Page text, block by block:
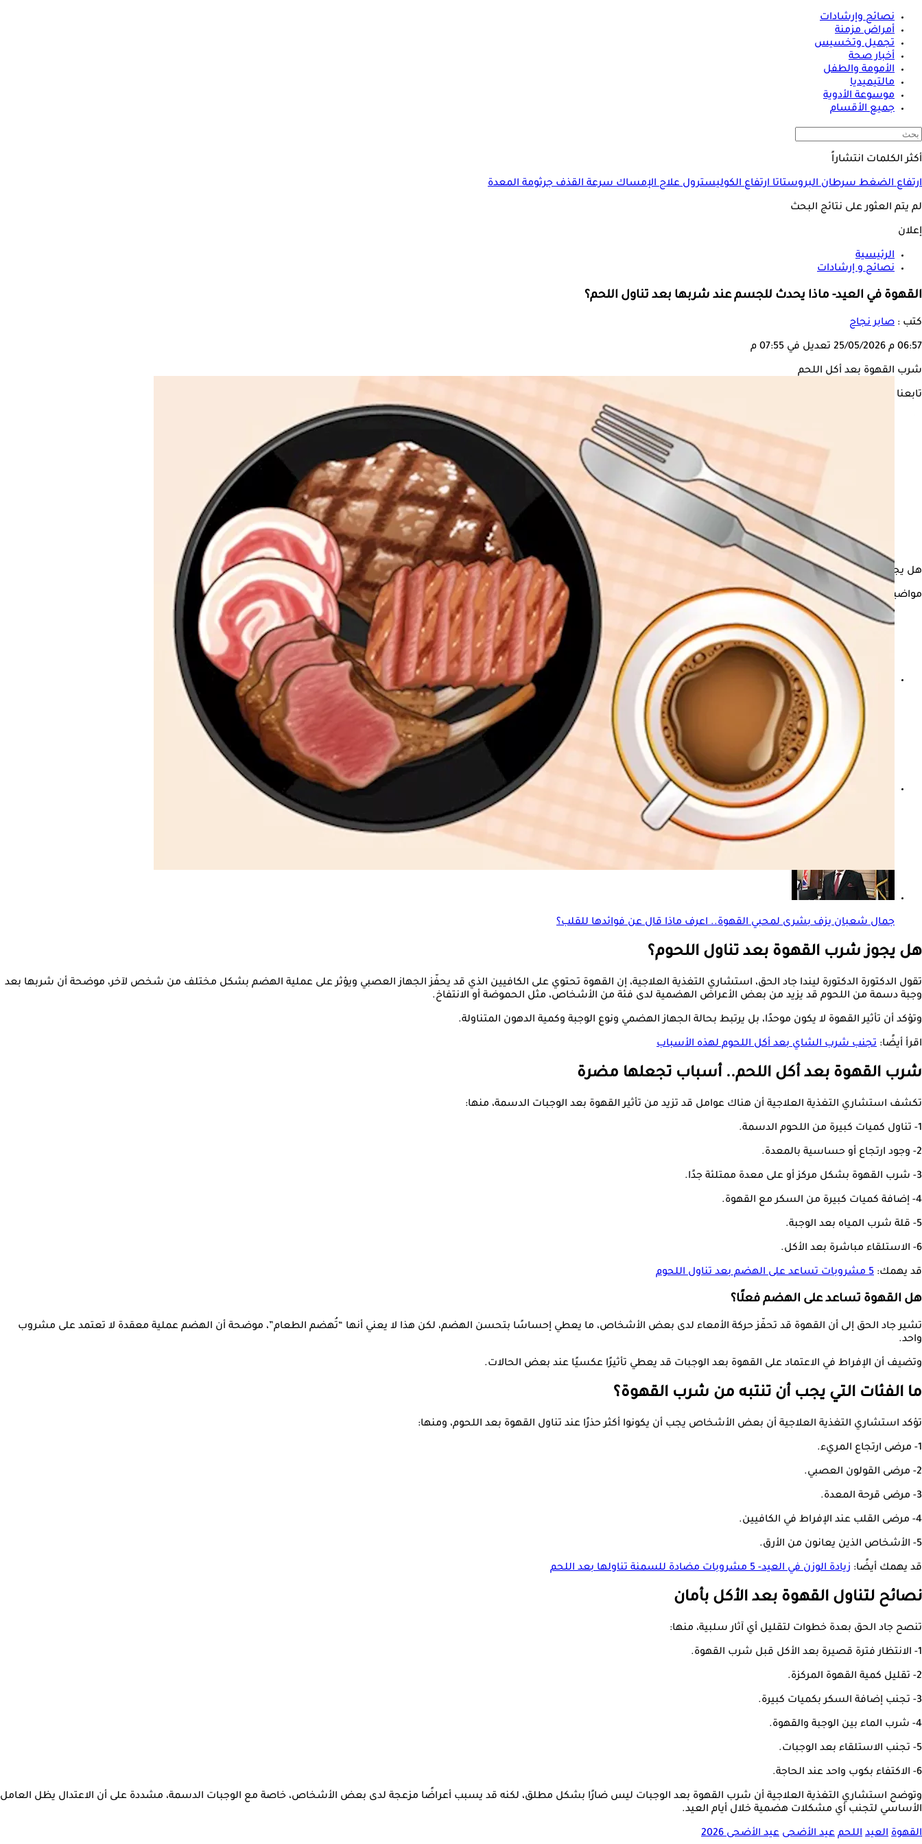
نصائح وإرشادات
أمراض مزمنة
تجميل وتخسيس
أخبار صحة
الأمومة والطفل
مالتيميديا
موسوعة الأدوية
جميع الأقسام
أكثر الكلمات انتشاراً
ارتفاع الضغطسرطان البروستاتاارتفاع الكوليسترولعلاج الإمساكسرعة القذفجرثومة المعدة
لم يتم العثور على نتائج البحث
إعلان
الرئيسية
نصائح و إرشادات
القهوة في العيد- ماذا يحدث للجسم عند شربها بعد تناول اللحم؟
كتب : صابر نجاح
06:57 م 25/05/2026 تعديل في 07:55 م
شرب القهوة بعد أكل اللحم
تابعنا على
هل يجوز شرب القهوةبعد تناول اللحوم؟ يطرح الكثير من الأشخاص هذا السؤال على محرك بحث جوجل، رغبة في معرفة تأثير تناولها فيالعيد بعد أكل اللحم.
مواضيع ذات صلة
هل يؤثر مشروبك الصباحي على صحة الخصوبة لدى الرجال؟ دراسة تكشف مفاجأة
شرب القهوة بعد حبوب الكالسيوم- هل تبطل مفعولها؟
جمال شعبان يزف بشرى لمحبي القهوة.. اعرف ماذا قال عن فوائدها للقلب؟
هل يجوز شرب القهوة بعد تناول اللحوم؟
تقول الدكتورة الدكتورة ليندا جاد الحق، استشاري التغذية العلاجية، إن القهوة تحتوي على الكافيين الذي قد يحفّز الجهاز العصبي ويؤثر على عملية الهضم بشكل مختلف من شخص لآخر، موضحة أن شربها بعد
وجبة دسمة من اللحوم قد يزيد من بعض الأعراض الهضمية لدى فئة من الأشخاص، مثل الحموضة أو الانتفاخ.
وتؤكد أن تأثير القهوة لا يكون موحدًا، بل يرتبط بحالة الجهاز الهضمي ونوع الوجبة وكمية الدهون المتناولة.
اقرأ أيضًا: تجنب شرب الشاي بعد أكل اللحوم لهذه الأسباب
شرب القهوة بعد أكل اللحم.. أسباب تجعلها مضرة
تكشف استشاري التغذية العلاجية أن هناك عوامل قد تزيد من تأثير القهوة بعد الوجبات الدسمة، منها:
1- تناول كميات كبيرة من اللحوم الدسمة.
2- وجود ارتجاع أو حساسية بالمعدة.
3- شرب القهوة بشكل مركز أو على معدة ممتلئة جدًا.
4- إضافة كميات كبيرة من السكر مع القهوة.
5- قلة شرب المياه بعد الوجبة.
6- الاستلقاء مباشرة بعد الأكل.
قد يهمك: 5 مشروبات تساعد على الهضم بعد تناول اللحوم
هل القهوة تساعد على الهضم فعلًا؟
تشير جاد الحق إلى أن القهوة قد تحفّز حركة الأمعاء لدى بعض الأشخاص، ما يعطي إحساسًا بتحسن الهضم، لكن هذا لا يعني أنها “تُهضم الطعام”، موضحة أن الهضم عملية معقدة لا تعتمد على مشروب
واحد.
وتضيف أن الإفراط في الاعتماد على القهوة بعد الوجبات قد يعطي تأثيرًا عكسيًا عند بعض الحالات.
ما الفئات التي يجب أن تنتبه من شرب القهوة؟
تؤكد استشاري التغذية العلاجية أن بعض الأشخاص يجب أن يكونوا أكثر حذرًا عند تناول القهوة بعد اللحوم، ومنها:
1- مرضى ارتجاع المريء.
2- مرضى القولون العصبي.
3- مرضى قرحة المعدة.
4- مرضى القلب عند الإفراط في الكافيين.
5- الأشخاص الذين يعانون من الأرق.
قد يهمك أيضًا: زيادة الوزن في العيد- 5 مشروبات مضادة للسمنة تناولها بعد اللحم
نصائح لتناول القهوة بعد الأكل بأمان
تنصح جاد الحق بعدة خطوات لتقليل أي آثار سلبية، منها:
1- الانتظار فترة قصيرة بعد الأكل قبل شرب القهوة.
2- تقليل كمية القهوة المركزة.
3- تجنب إضافة السكر بكميات كبيرة.
4- شرب الماء بين الوجبة والقهوة.
5- تجنب الاستلقاء بعد الوجبات.
6- الاكتفاء بكوب واحد عند الحاجة.
وتوضح استشاري التغذية العلاجية أن شرب القهوة بعد الوجبات ليس ضارًا بشكل مطلق، لكنه قد يسبب أعراضًا مزعجة لدى بعض الأشخاص، خاصة مع الوجبات الدسمة، مشددة على أن الاعتدال يظل العامل
الأساسي لتجنب أي مشكلات هضمية خلال أيام العيد.
القهوة العيد اللحم عيد الأضحى عيد الأضحى 2026